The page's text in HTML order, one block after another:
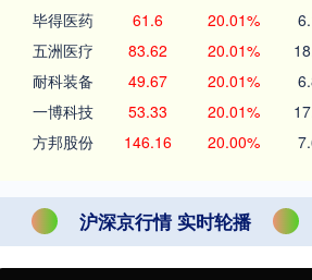
毕得医药 61.6 20.01%
五洲医疗 83.62 20.01%
耐科装备 49.67 20.01%
一博科技 53.33 20.01%
方邦股份 146.16 20.00%
沪深京行情 实时轮播